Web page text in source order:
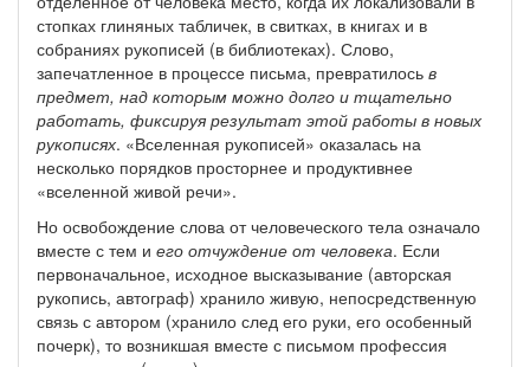
стопках глиняных табличек, в свитках, в книгах и в
собраниях рукописей (в библиотеках). Слово,
запечатленное в процессе письма, превратилось в
предмет, над которым можно долго и тщательно
работать, фиксируя результат этой работы в новых
рукописях. «Вселенная рукописей» оказалась на
несколько порядков просторнее и продуктивнее
«вселенной живой речи».
Но освобождение слова от человеческого тела означало
вместе с тем и его отчуждение от человека. Если
первоначальное, исходное высказывание (авторская
рукопись, автограф) хранило живую, непосредственную
связь с автором (хранило след его руки, его особенный
почерк), то возникшая вместе с письмом профессия